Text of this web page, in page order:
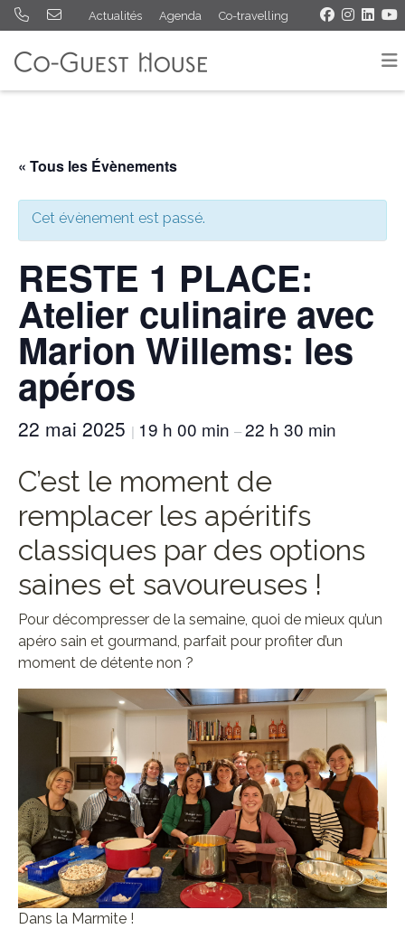
Actualités Agenda Co-travelling
« Tous les Évènements
Cet évènement est passé.
RESTE 1 PLACE:
Atelier culinaire avec
Marion Willems: les
apéros
22 mai 2025 | 19 h 00 min –22 h 30 min
C’est le moment de
remplacer les apéritifs
classiques par des options
saines et savoureuses !
Pour décompresser de la semaine, quoi de mieux qu’un
apéro sain et gourmand, parfait pour profiter d’un
moment de détente non ?
Dans la Marmite !